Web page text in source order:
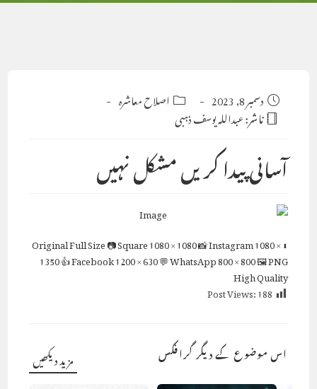
Post
published:
دسمبر 8, 2023 Post
category:
اصلاح معاشرہ
ناشر:عبداللہ یوسف ذہبی
آسانی پیدا کریں مشکل نہیں
⬇ Original
Full Size📷 Square1080 × 1080📸 Instagram1080 ×
1350👍 Facebook1200 × 630💬 WhatsApp800 × 800🖼 PNG
High Quality
Post Views:188
اس موضوع کے دیگر گرافکس مزید دیکھیں